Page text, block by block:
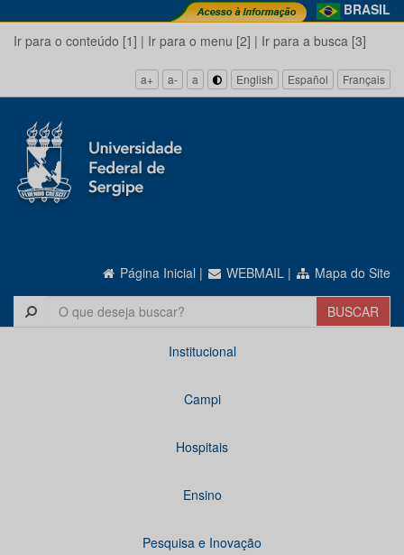
BRASIL
Ir para o conteúdo [1] | Ir para o menu [2] | Ir para a busca [3]
a+ a- a English Español Français
Página Inicial | WEBMAIL | Mapa do Site
Institucional
Campi
Hospitais
Ensino
Pesquisa e Inovação